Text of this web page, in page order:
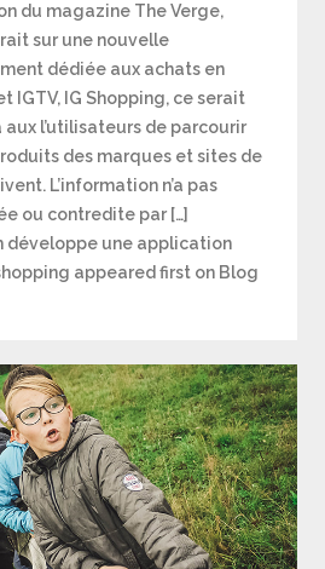
du magazine The Verge,
sur une nouvelle
dédiée aux achats en
IGTV, IG Shopping, ce serait
aux l’utilisateurs de parcourir
des marques et sites de
L’information n’a pas
ou contredite par […]
développe une application
appeared first on Blog